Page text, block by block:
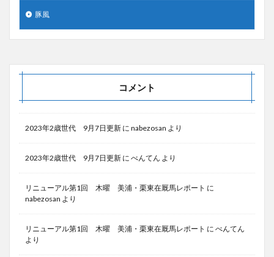
豚風
コメント
2023年2歳世代 9月7日更新 に nabezosan より
2023年2歳世代 9月7日更新 に べんてん より
リニューアル第1回 木曜 美浦・栗東在厩馬レポート に
nabezosan より
リニューアル第1回 木曜 美浦・栗東在厩馬レポート に べんてん
より